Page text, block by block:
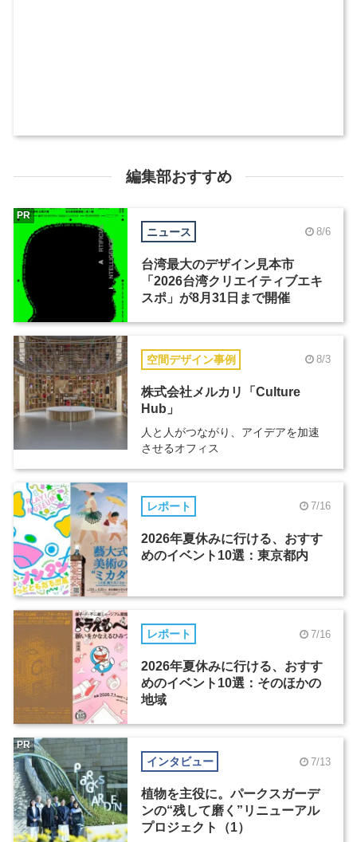
編集部おすすめ
ニュース 8/6
台湾最大のデザイン見本市
「2026台湾クリエイティブエキ
スポ」が8月31日まで開催
PR
空間デザイン事例 8/3
株式会社メルカリ「Culture
Hub」
人と人がつながり、アイデアを加速
させるオフィス
レポート 7/16
2026年夏休みに行ける、おすす
めのイベント10選：東京都内
レポート 7/16
2026年夏休みに行ける、おすす
めのイベント10選：そのほかの
地域
インタビュー 7/13
植物を主役に。パークスガーデ
ンの“残して磨く”リニューアル
プロジェクト（1）
PR